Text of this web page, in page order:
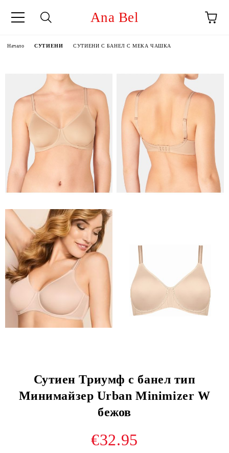
Ana Bel
Начало СУТИЕНИ СУТИЕНИ С БАНЕЛ С МЕКА ЧАШКА
Сутиен Триумф с банел тип
Минимайзер Urban Minimizer W
бежов
€32.95